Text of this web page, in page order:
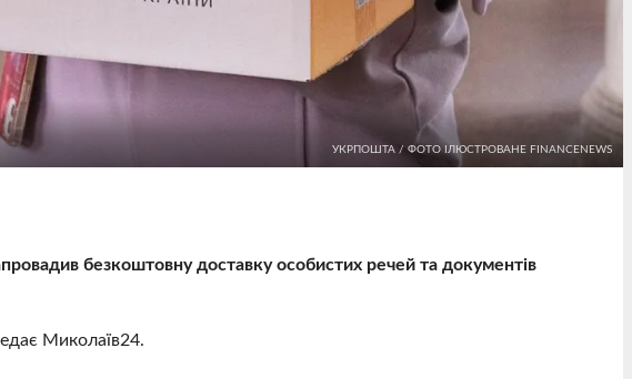
УКРПОШТА / ФОТО ІЛЮСТРОВАНЕ FINANCENEWS
безкоштовну доставку особистих речей та документів
Миколаїв24.